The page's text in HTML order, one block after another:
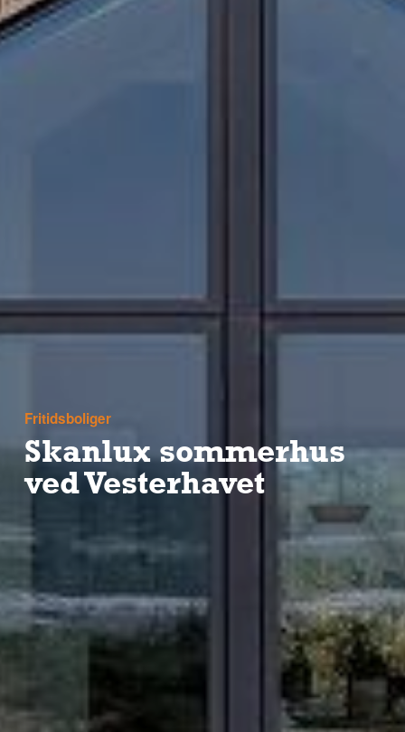
Fritidsboliger
Skanlux sommerhus
ved Vesterhavet